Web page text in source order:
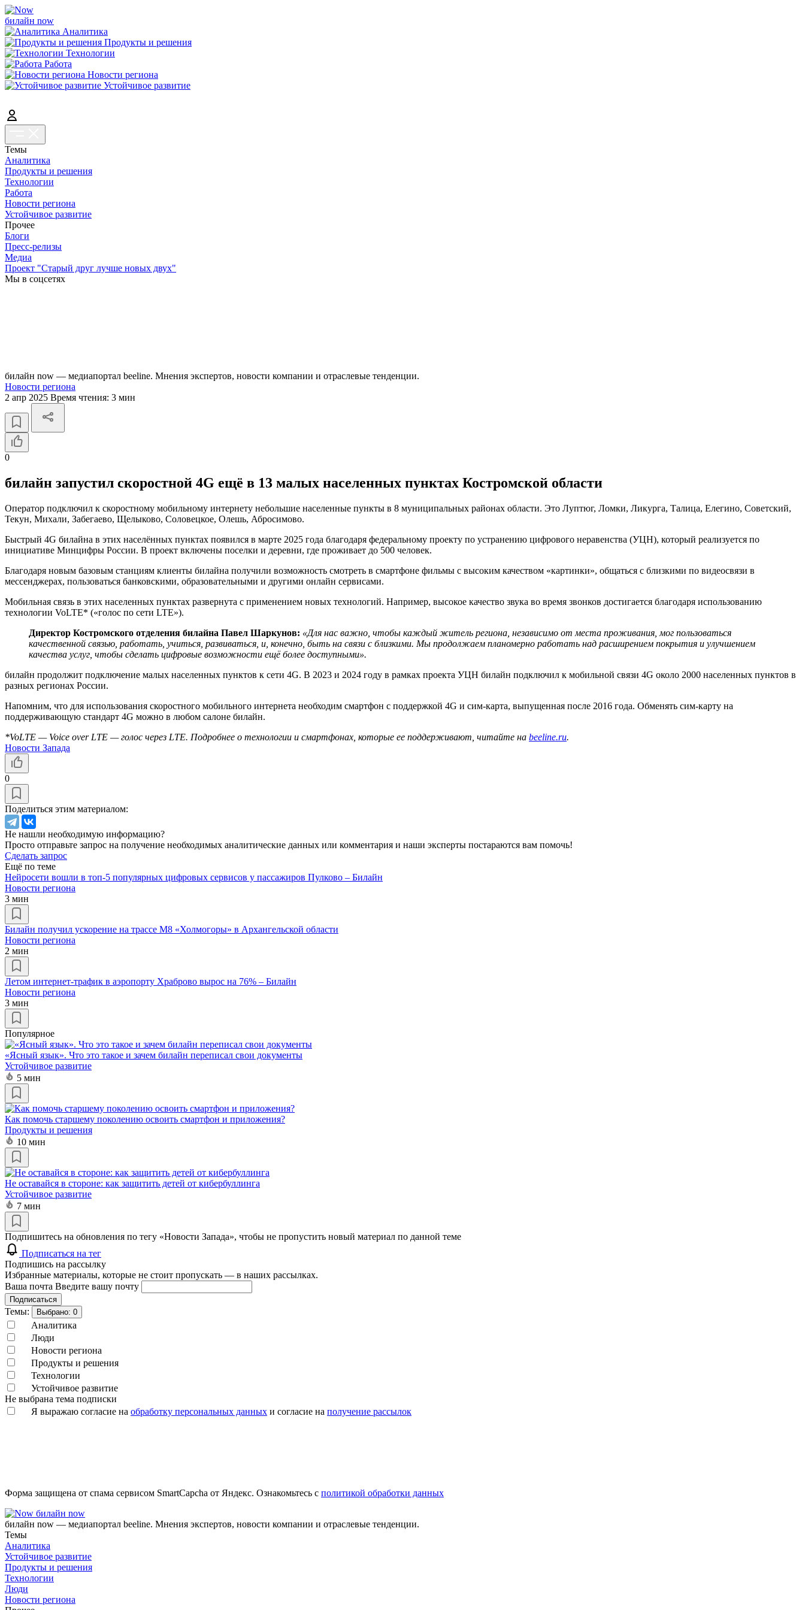
билайн now
Аналитика
Продукты и решения
Технологии
Работа
Новости региона
Устойчивое развитие
Темы
Аналитика
Продукты и решения
Технологии
Работа
Новости региона
Устойчивое развитие
Прочее
Блоги
Пресс-релизы
Медиа
Проект "Старый друг лучше новых двух"
Мы в соцсетях
билайн now — медиапортал beeline. Мнения экспертов, новости компании и отраслевые тенденции.
Новости региона
2 апр 2025 Время чтения: 3 мин
0
билайн запустил скоростной 4G ещё в 13 малых населенных пунктах Костромской области
Оператор подключил к скоростному мобильному интернету небольшие населенные пункты в 8 муниципальных районах области. Это Луптюг, Ломки, Ликурга, Талица, Елегино, Советский,
Текун, Михали, Забегаево, Щелыково, Соловецкое, Олешь, Абросимово.
Быстрый 4G билайна в этих населённых пунктах появился в марте 2025 года благодаря федеральному проекту по устранению цифрового неравенства (УЦН), который реализуется по
инициативе Минцифры России. В проект включены поселки и деревни, где проживает до 500 человек.
Благодаря новым базовым станциям клиенты билайна получили возможность смотреть в смартфоне фильмы с высоким качеством «картинки», общаться с близкими по видеосвязи в
мессенджерах, пользоваться банковскими, образовательными и другими онлайн сервисами.
Мобильная связь в этих населенных пунктах развернута с применением новых технологий. Например, высокое качество звука во время звонков достигается благодаря использованию
технологии VoLTE* («голос по сети LTE»).
Директор Костромского отделения билайна Павел Шаркунов: «Для нас важно, чтобы каждый житель региона, независимо от места проживания, мог пользоваться
качественной связью, работать, учиться, развиваться, и, конечно, быть на связи с близкими. Мы продолжаем планомерно работать над расширением покрытия и улучшением
качества услуг, чтобы сделать цифровые возможности ещё более доступными».
билайн продолжит подключение малых населенных пунктов к сети 4G. В 2023 и 2024 году в рамках проекта УЦН билайн подключил к мобильной связи 4G около 2000 населенных пунктов в
разных регионах России.
Напомним, что для использования скоростного мобильного интернета необходим смартфон с поддержкой 4G и сим-карта, выпущенная после 2016 года. Обменять сим-карту на
поддерживающую стандарт 4G можно в любом салоне билайн.
*VoLTE — Voice over LTE — голос через LTE. Подробнее о технологии и смартфонах, которые ее поддерживают, читайте на beeline.ru.
Новости Запада
0
Поделиться этим материалом:
Не нашли необходимую информацию?
Просто отправьте запрос на получение необходимых аналитические данных или комментария и наши эксперты постараются вам помочь!
Сделать запрос
Ещё по теме
Нейросети вошли в топ-5 популярных цифровых сервисов у пассажиров Пулково – Билайн
Новости региона
3 мин
Билайн получил ускорение на трассе М8 «Холмогоры» в Архангельской области
Новости региона
2 мин
Летом интернет-трафик в аэропорту Храброво вырос на 76% – Билайн
Новости региона
3 мин
Популярное
«Ясный язык». Что это такое и зачем билайн переписал свои документы
Устойчивое развитие
5 мин
Как помочь старшему поколению освоить смартфон и приложения?
Продукты и решения
10 мин
Не оставайся в стороне: как защитить детей от кибербуллинга
Устойчивое развитие
7 мин
Подпишитесь на обновления по тегу «Новости Запада», чтобы не пропустить новый материал по данной теме
Подписаться на тег
Подпишись на рассылку
Избранные материалы, которые не стоит пропускать — в наших рассылках.
Ваша почта Введите вашу почту
Подписаться
Темы: Выбрано: 0
Аналитика
Люди
Новости региона
Продукты и решения
Технологии
Устойчивое развитие
Не выбрана тема подписки
Я выражаю согласие на обработку персональных данных и согласие на получение рассылок
Форма защищена от спама сервисом SmartCapcha от Яндекс. Ознакомьтесь с политикой обработки данных
билайн now
билайн now — медиапортал beeline. Мнения экспертов, новости компании и отраслевые тенденции.
Темы
Аналитика
Устойчивое развитие
Продукты и решения
Технологии
Люди
Новости региона